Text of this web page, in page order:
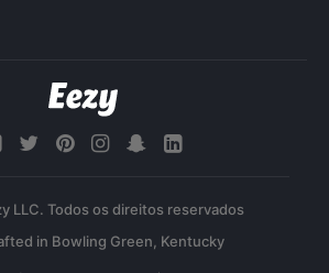
LLC. Todos os direitos reservados